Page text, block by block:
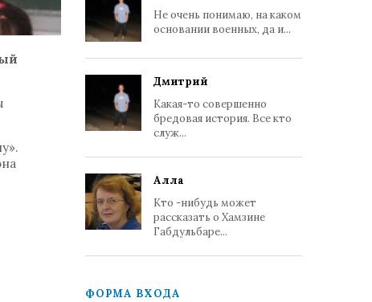
Не очень понимаю, на каком
основании военных, да и...
Дмитрий
Какая-то совершенно
бредовая история. Все кто
служ...
Алла
Кто -нибудь может
рассказать о Хамзине
Габдульбаре...
ФОРМА ВХОДА